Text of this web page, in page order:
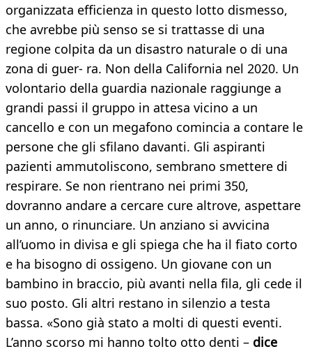
organizzata efficienza in questo lotto dismesso,
che avrebbe più senso se si trattasse di una
regione colpita da un disastro naturale o di una
zona di guer- ra. Non della California nel 2020. Un
volontario della guardia nazionale raggiunge a
grandi passi il gruppo in attesa vicino a un
cancello e con un megafono comincia a contare le
persone che gli sfilano davanti. Gli aspiranti
pazienti ammutoliscono, sembrano smettere di
respirare. Se non rientrano nei primi 350,
dovranno andare a cercare cure altrove, aspettare
un anno, o rinunciare. Un anziano si avvicina
all’uomo in divisa e gli spiega che ha il fiato corto
e ha bisogno di ossigeno. Un giovane con un
bambino in braccio, più avanti nella fila, gli cede il
suo posto. Gli altri restano in silenzio a testa
bassa. «Sono già stato a molti di questi eventi.
L’anno scorso mi hanno tolto otto denti – dice